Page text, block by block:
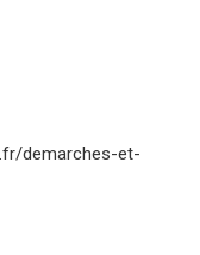
demarches-et-